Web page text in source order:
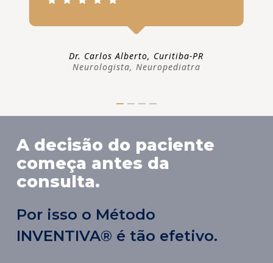
Dr. Carlos Alberto, Curitiba-PR
Neurologista, Neuropediatra
A decisão do paciente
começa antes da
consulta.
Por isso o Método
INVENTIVA® é tão efetivo.